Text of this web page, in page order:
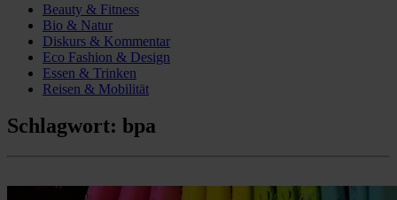
Beauty & Fitness
Bio & Natur
Diskurs & Kommentar
Eco Fashion & Design
Essen & Trinken
Reisen & Mobilität
Schlagwort: bpa